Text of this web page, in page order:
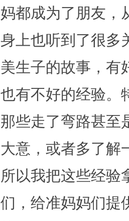
妈都成为了朋友，
身上也听到了很多
美生子的故事，有
也有不好的经验。
那些走了弯路甚至
大意，或者多了解
所以我把这些经验
们，给准妈妈们提